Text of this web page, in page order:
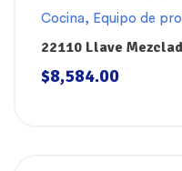
Cocina, Equipo de
22110 Llave
de 36″ FISHER
$8,584.00